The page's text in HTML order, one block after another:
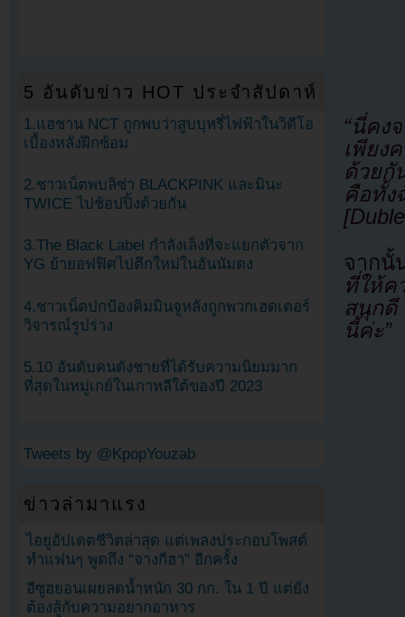
“นี่คง
เพียง
ด้วย
คือทั้
จากนั้
ที่ให้ค
สนุกดี
นี้ค่ะ”
5 อันดับข่าว HOT ประจำสัปดาห์
1.แฮชาน NCT ถูกพบว่าสูบบุหรี่ไฟฟ้าในวิดีโอ
เบื้องหลังฝึกซ้อม
2.ชาวเน็ตพบลิซ่า BLACKPINK และมินะ
TWICE ไปช้อปปิ้งด้วยกัน
3.The Black Label กำลังเล็งที่จะแยกตัวจาก
YG ย้ายอฟฟิศไปตึกใหม่ในฮันนัมดง
4.ชาวเน็ตปกป้องคิมมินจูหลังถูกพวกเฮดเตอร์
วิจารณ์รูปร่าง
5.10 อันดับคนดังชายที่ได้รับความนิยมมาก
ที่สุดในหมู่เกย์ในเกาหลีใต้ของปี 2023
Tweets by @KpopYouzab
ข่าวล่ามาแรง
ไอยูอัปเดตชีวิตล่าสุด แต่เพลงประกอบโพสต์
ทำแฟนๆ พูดถึง “จางกีฮา” อีกครั้ง
อีซูฮยอนเผยลดน้ำหนัก 30 กก. ใน 1 ปี แต่ยัง
ต้องสู้กับความอยากอาหาร